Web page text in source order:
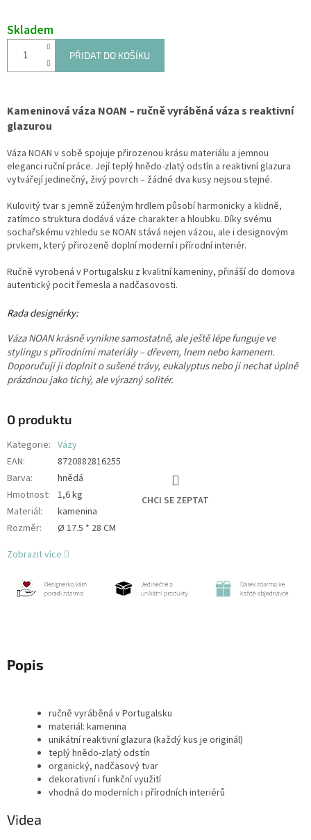
Skladem
PŘIDAT DO KOŠÍKU
Kameninová váza NOAN – ručně vyráběná váza s reaktivní
glazurou
Váza NOAN v sobě spojuje přirozenou krásu materiálu a jemnou
eleganci ruční práce. Její teplý hnědo-zlatý odstín a reaktivní glazura
vytvářejí jedinečný, živý povrch – žádné dva kusy nejsou stejné.
Kulovitý tvar s jemně zúženým hrdlem působí harmonicky a klidně,
zatímco struktura dodává váze charakter a hloubku. Díky svému
sochařskému vzhledu se NOAN stává nejen vázou, ale i designovým
prvkem, který přirozeně doplní moderní i přírodní interiér.
Ručně vyrobená v Portugalsku z kvalitní kameniny, přináší do domova
autentický pocit řemesla a nadčasovosti.
Rada designérky:
Váza NOAN krásně vynikne samostatně, ale ještě lépe funguje ve
stylingu s přírodními materiály – dřevem, lnem nebo kamenem.
Doporučuji ji doplnit o sušené trávy, eukalyptus nebo ji nechat úplně
prázdnou jako tichý, ale výrazný solitér.
O produktu
Kategorie: Vázy
EAN:
8720882816255
Barva:
hnědá
Hmotnost: 1,6 kg
Materiál:
kamenina
Rozměr: Ø 17.5 * 28 CM
CHCI SE ZEPTAT
Zobrazit více
Popis
ručně vyráběná v Portugalsku
materiál: kamenina
unikátní reaktivní glazura (každý kus je originál)
teplý hnědo-zlatý odstín
organický, nadčasový tvar
dekorativní i funkční využití
vhodná do moderních i přírodních interiérů
Videa